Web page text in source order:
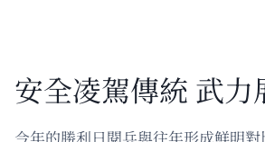
安全凌駕傳統 武力
今年的勝利日閱兵與往年形成鮮明